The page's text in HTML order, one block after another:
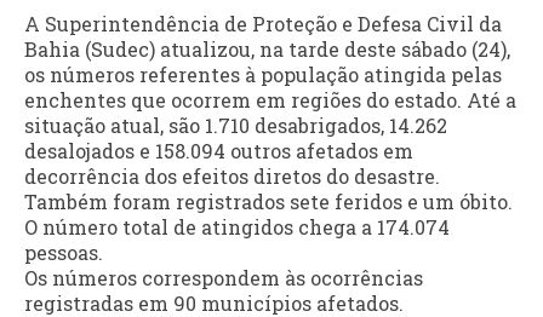
A Superintendência de Proteção e Defesa Civil da
Bahia (Sudec) atualizou, na tarde deste sábado (24),
os números referentes à população atingida pelas
enchentes que ocorrem em regiões do estado. Até a
situação atual, são 1.710 desabrigados, 14.262
desalojados e 158.094 outros afetados em
decorrência dos efeitos diretos do desastre.
Também foram registrados sete feridos e um óbito.
O número total de atingidos chega a 174.074
pessoas.
Os números correspondem às ocorrências
registradas em 90 municípios afetados.